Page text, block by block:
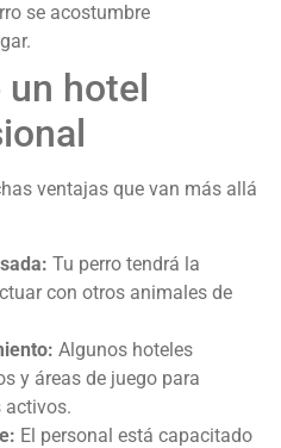
se acostumbre
hotel
ventajas que van más allá
Tu perro tendrá la
con otros animales de
Algunos hoteles
y áreas de juego para
activos.
El personal está capacitado